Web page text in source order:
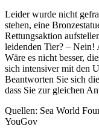
Leider wurde nicht
stehen, eine
Rettungsaktion
leidenden Tier? – Nein!
Wäre es nicht besser,
sich intensiver mit den
Beantworten Sie sich
dass Sie zur gleichen
Quellen: Sea World
YouGov